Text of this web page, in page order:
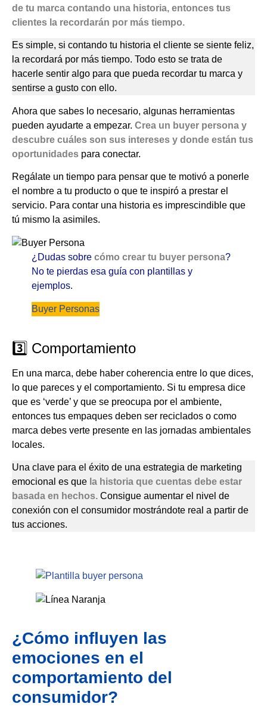
de tu marca contando una historia, entonces tus
clientes la recordarán por más tiempo.
Es simple, si contando tu historia el cliente se siente feliz,
la recordará por más tiempo. Todo esto se trata de
hacerle sentir algo para que pueda recordar tu marca y
sentirse a gusto con ello.
Ahora que sabes lo necesario, algunas herramientas
pueden ayudarte a empezar. Crea un buyer persona y
descubre cuáles son sus intereses y donde están tus
oportunidades para conectar.
Regálate un tiempo para pensar que te motivó a ponerle
el nombre a tu producto o que te inspiró a prestar el
servicio. Para contar una historia es imprescindible que
tú mismo la asimiles.
¿Dudas sobre cómo crear tu buyer persona?
No te pierdas esa guía con plantillas y
ejemplos.
Buyer Personas
3️⃣ Comportamiento
En una marca, debe haber coherencia entre lo que dices,
lo que pareces y el comportamiento. Si tu empresa dice
que es ‘verde’ y que se preocupa por el ambiente,
entonces tus empaques deben ser reciclados o como
marca debes verte presente en las jornadas ambientales
locales.
Una clave para el éxito de una estrategia de marketing
emocional es que la historia que cuentas debe estar
basada en hechos. Consigue aumentar el nivel de
conexión con el consumidor mostrándote real a partir de
tus acciones.
¿Cómo influyen las
emociones en el
comportamiento del
consumidor?